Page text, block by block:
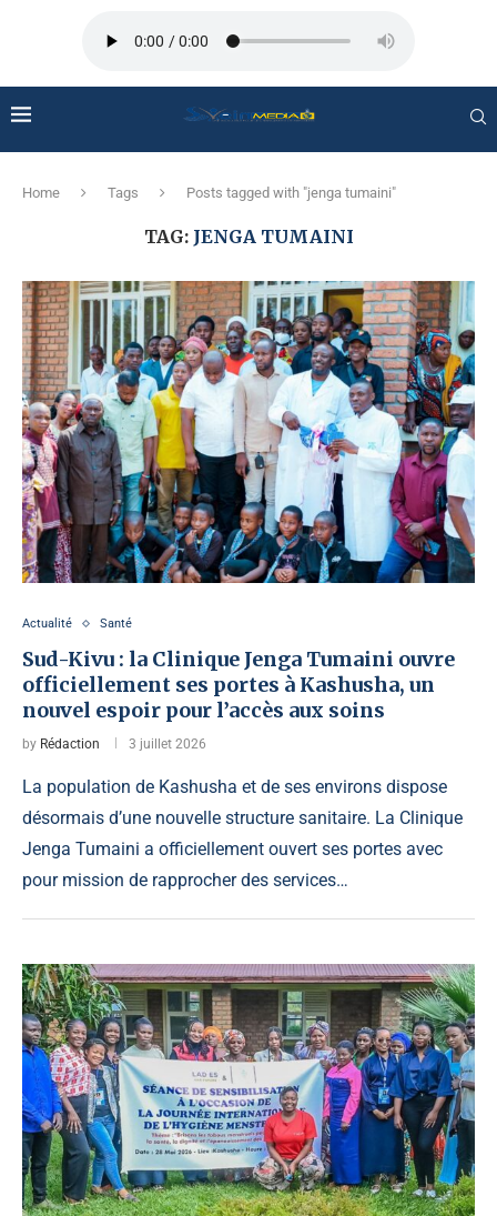
Home Tags Posts tagged with "jenga tumaini"
TAG: JENGA TUMAINI
Actualité Santé
Sud-Kivu : la Clinique Jenga Tumaini ouvre
officiellement ses portes à Kashusha, un
nouvel espoir pour l’accès aux soins
by Rédaction 3 juillet 2026
La population de Kashusha et de ses environs dispose
désormais d’une nouvelle structure sanitaire. La Clinique
Jenga Tumaini a officiellement ouvert ses portes avec
pour mission de rapprocher des services…